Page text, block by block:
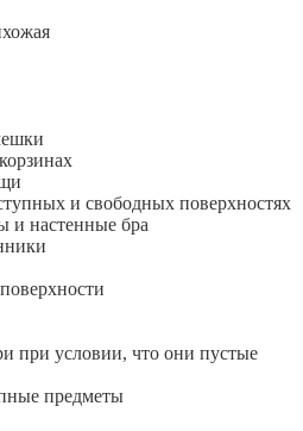
и свободных поверхностях
и настенные бра
при условии, что они пустые
предметы